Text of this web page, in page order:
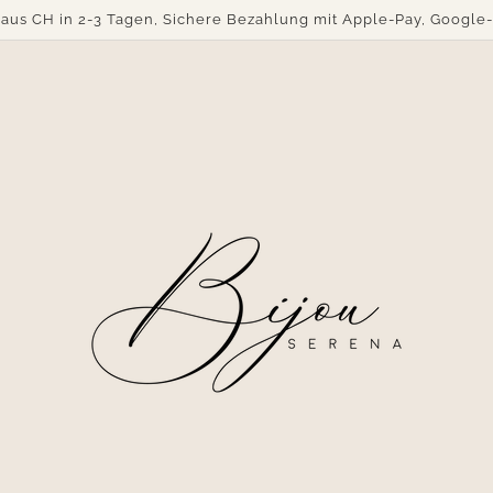
CH in 2-3 Tagen, Sichere Bezahlung mit Apple-Pay, Google-